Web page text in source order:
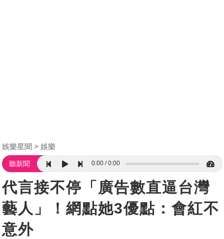
娛樂星聞 娛樂
聽新聞 0:00 0:00
代言接不停「廣告數直逼台灣
藝人」！網點她3優點：會紅不
意外